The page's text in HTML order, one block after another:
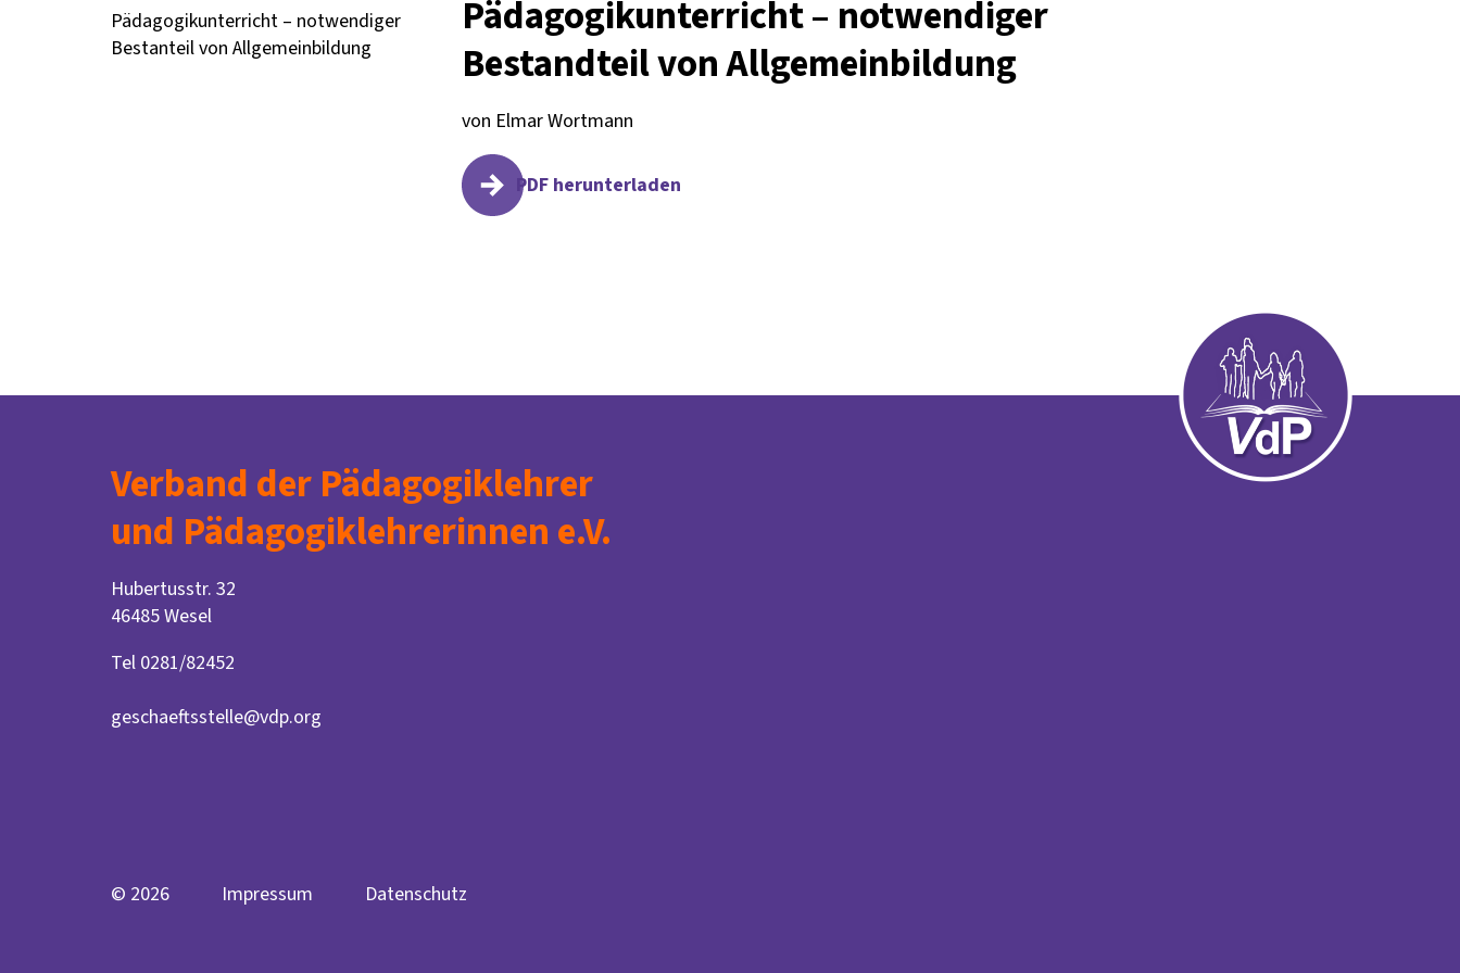
Pädagogikunterricht – notwendiger
Bestanteil von Allgemeinbildung
Pädagogikunterricht – notwendiger
Bestandteil von Allgemeinbildung
von Elmar Wortmann
PDF herunterladen
Verband der Pädagogiklehrer
und Pädagogiklehrerinnen e.V.
Hubertusstr. 32
46485 Wesel
Tel 0281/82452
geschaeftsstelle@vdp.org
© 2026 Impressum Datenschutz